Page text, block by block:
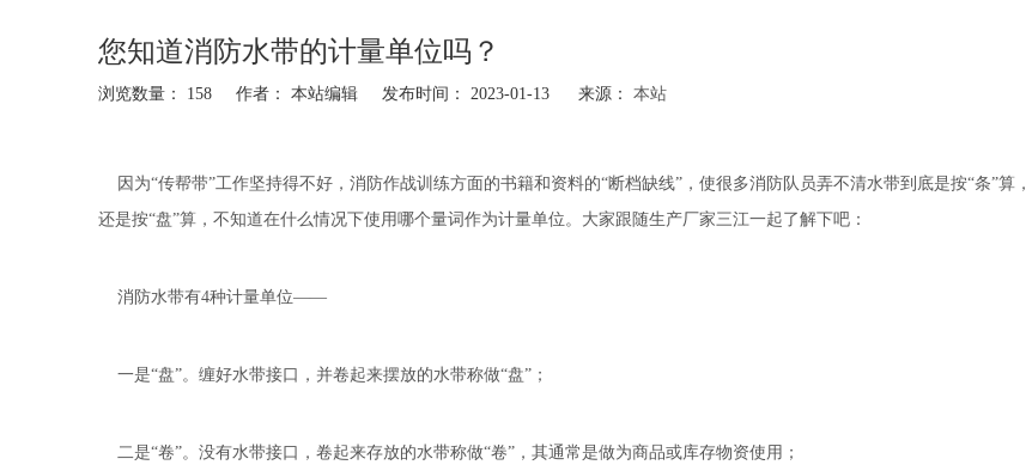
您知道消防水带的计量单位吗？
浏览数量： 158 作者： 本站编辑 发布时间： 2023-01-13 来源： 本站
因为“传帮带”工作坚持得不好，消防作战训练方面的书籍和资料的“断档缺线”，使很多消防队员弄不清水带到底是按“条”算，
还是按“盘”算，不知道在什么情况下使用哪个量词作为计量单位。大家跟随生产厂家三江一起了解下吧：
消防水带有4种计量单位——
一是“盘”。缠好水带接口，并卷起来摆放的水带称做“盘”；
二是“卷”。没有水带接口，卷起来存放的水带称做“卷”，其通常是做为商品或库存物资使用；